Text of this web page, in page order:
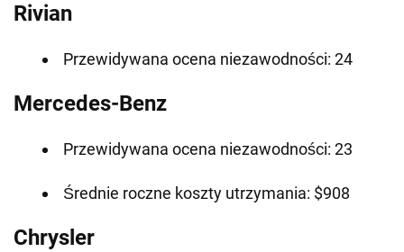
Rivian
Przewidywana ocena niezawodności: 24
Mercedes-Benz
Przewidywana ocena niezawodności: 23
Średnie roczne koszty utrzymania: $908
Chrysler